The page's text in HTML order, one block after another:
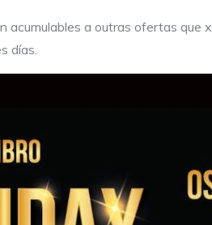
a outras ofertas que
días.